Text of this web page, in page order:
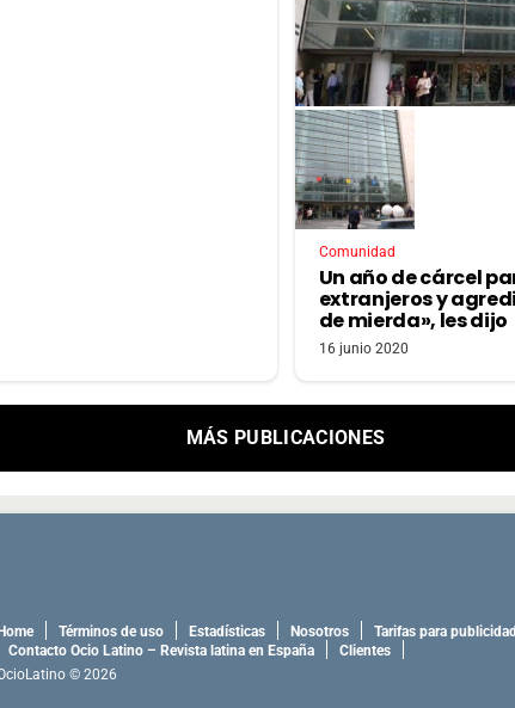
Comunidad
Un año de cárcel
extranjeros y
de mierda», les dijo
16 junio 2020
MÁS PUBLICACIONES
Home Términos de uso Estadísticas Nosotros Tarifas para
Contacto Ocio Latino – Revista latina en España
Clientes
© 2026